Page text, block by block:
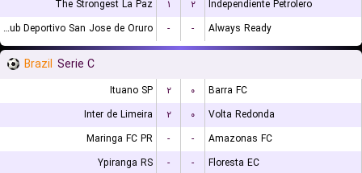
The Strongest La Paz
۱ ۲
Independiente Petrolero
GV Club Deportivo San Jose de Oruro
- - Always Ready
Brazil Serie C
Ituano SP ۲ ۰
Barra FC
Inter de Limeira
۲ ۰
Volta Redonda
Maringa FC PR
- -
Amazonas FC
Ypiranga RS
- - Floresta EC